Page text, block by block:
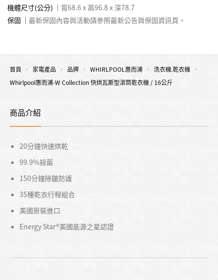
機體尺寸(公分)
寬68.6 x 高96.8 x 深78.7
保固
最新保固內容與活動請參照最新公告與保固資訊頁。
首頁 家電產品 品牌 WHIRLPOOL惠而浦
洗衣機.乾衣機
Whirlpool惠而浦-W Collection 快烘瓦斯型滾筒乾衣機 / 16公斤
商品介紹
20分鐘快速烘乾
99.9%殺菌
150分鐘除皺防護
35種乾衣行程組合
美國原裝進口
Energy Star®美國能源之星認證